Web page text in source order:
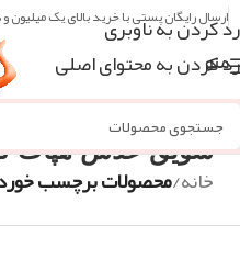
رد کردن به ناوبری
رد کردن به محتوای اصلی
ارسال رایگان پستی با خرید بالای یک
منو
سویق عدس هپات
خانه/محصولات برچسب